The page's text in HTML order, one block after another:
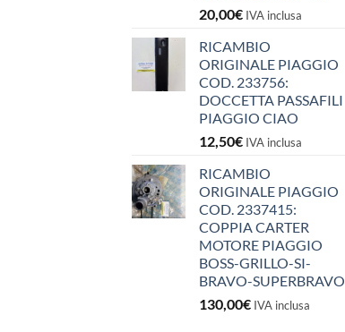
20,00€ IVA inclusa
RICAMBIO
ORIGINALE PIAGGIO
COD. 233756:
DOCCETTA PASSAFILI
PIAGGIO CIAO
12,50€ IVA inclusa
RICAMBIO
ORIGINALE PIAGGIO
COD. 2337415:
COPPIA CARTER
MOTORE PIAGGIO
BOSS-GRILLO-SI-
BRAVO-SUPERBRAVO
130,00€ IVA inclusa